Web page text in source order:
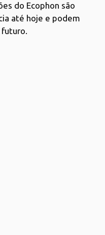
do Ecophon são
até hoje e podem
futuro.